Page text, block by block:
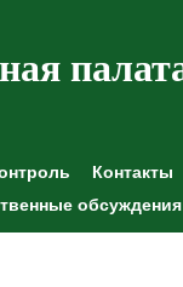
Контакты
обсуждения